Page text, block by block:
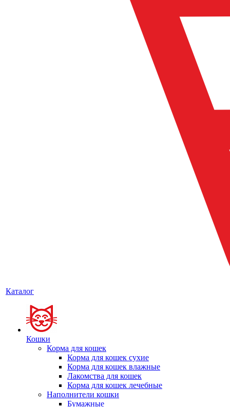
Каталог
Кошки
Корма для кошек
Корма для кошек сухие
Корма для кошек влажные
Лакомства для кошек
Корма для кошек лечебные
Наполнители кошки
Бумажные